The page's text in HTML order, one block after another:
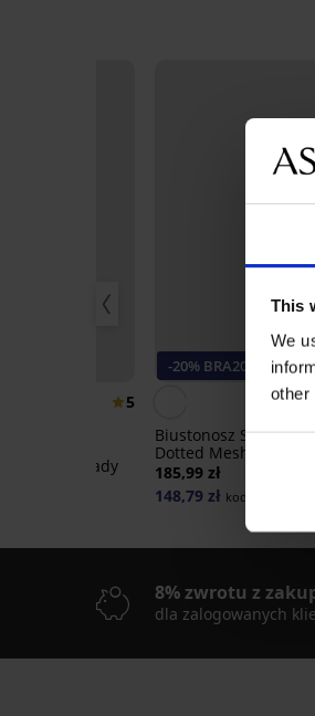
This
We
other
5
3D Lady
-20% BRA20
Biustonosz Spacer
Dotted Mesh II
185,99 zł
148,79 zł kod:
8% zwrotu z
dla zalogowanych